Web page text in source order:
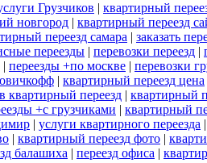
Грузчиков | квартирный
новгород | квартирный переезд
переезд самара | заказать
переезды | перевозки переезд |
| переезды +по москве | перевозки
| квартирный переезд цена
квартирный переезд | квартирный
+с грузчиками | квартирный
| услуги квартирного переезда
| квартирный переезд фото |
балашиха | переезд офиса |